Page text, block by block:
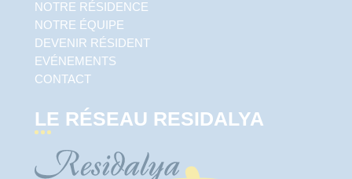
NOTRE RÉSIDENCE
NOTRE ÉQUIPE
DEVENIR RÉSIDENT
EVÉNEMENTS
CONTACT
LE RÉSEAU RESIDALYA